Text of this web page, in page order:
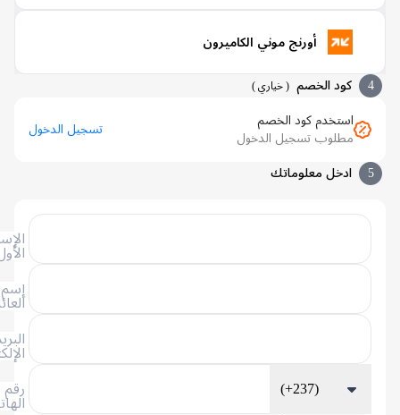
أورنج موني الكاميرون
كود الخصم (خياري )
استخدم كود الخصم
مطلوب تسجيل الدخول
تسجيل الدخول
ادخل معلوماتك
العائلة
الإلكتروني
الهاتف
(+237)